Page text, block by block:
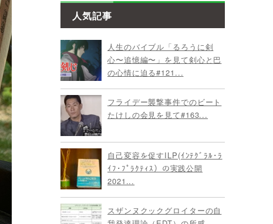
人気記事
人生のバイブル「るろうに剣
心〜追憶編〜」を見て剣心と巴
の心情に迫る#121...
フライデー襲撃事件でのビート
たけしの会見を見て#163...
自己変容を促すILP(ｲﾝﾃｸﾞﾗﾙ･ﾗ
ｲﾌ･ﾌﾟﾗｸﾃｨｽ）の実践公開
2021...
スザンヌクックグロイターの自